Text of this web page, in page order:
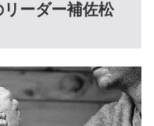
リーダー補佐松